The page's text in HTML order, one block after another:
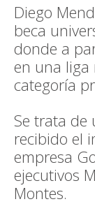
Diego
beca
donde a
en una liga
categoría
Se trata de
recibido el
empresa
ejecutivos
Montes.